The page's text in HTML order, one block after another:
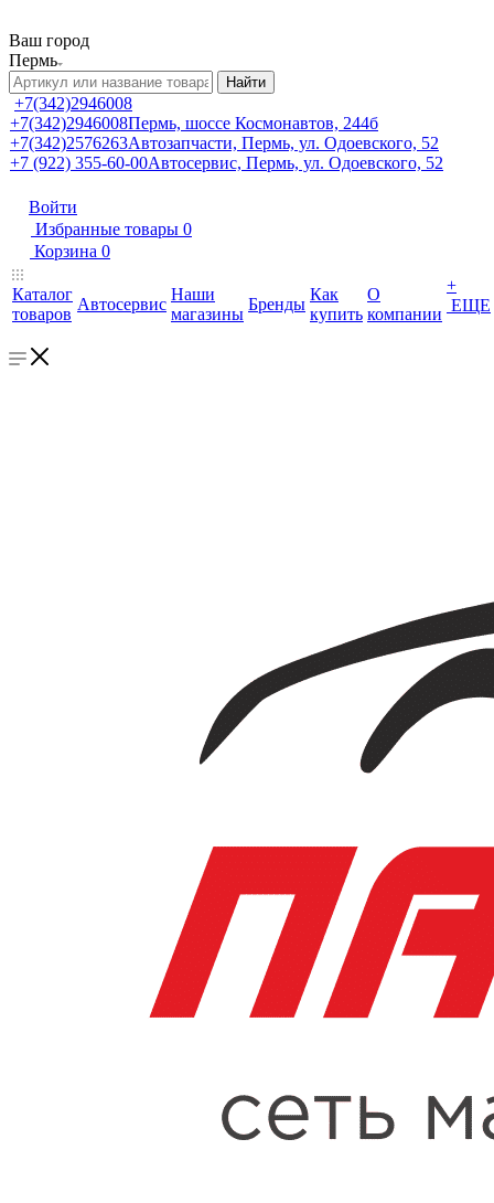
Ваш город
Пермь
Найти
+7(342)2946008
+7(342)2946008Пермь, шоссе Космонавтов, 244б
+7(342)2576263Автозапчасти, Пермь, ул. Одоевского, 52
+7 (922) 355-60-00Автосервис, Пермь, ул. Одоевского, 52
Войти
Избранные товары 0
Корзина 0
Каталог
товаров
Автосервис
Наши
магазины
Бренды
Как
купить
О
компании
+
ЕЩЕ